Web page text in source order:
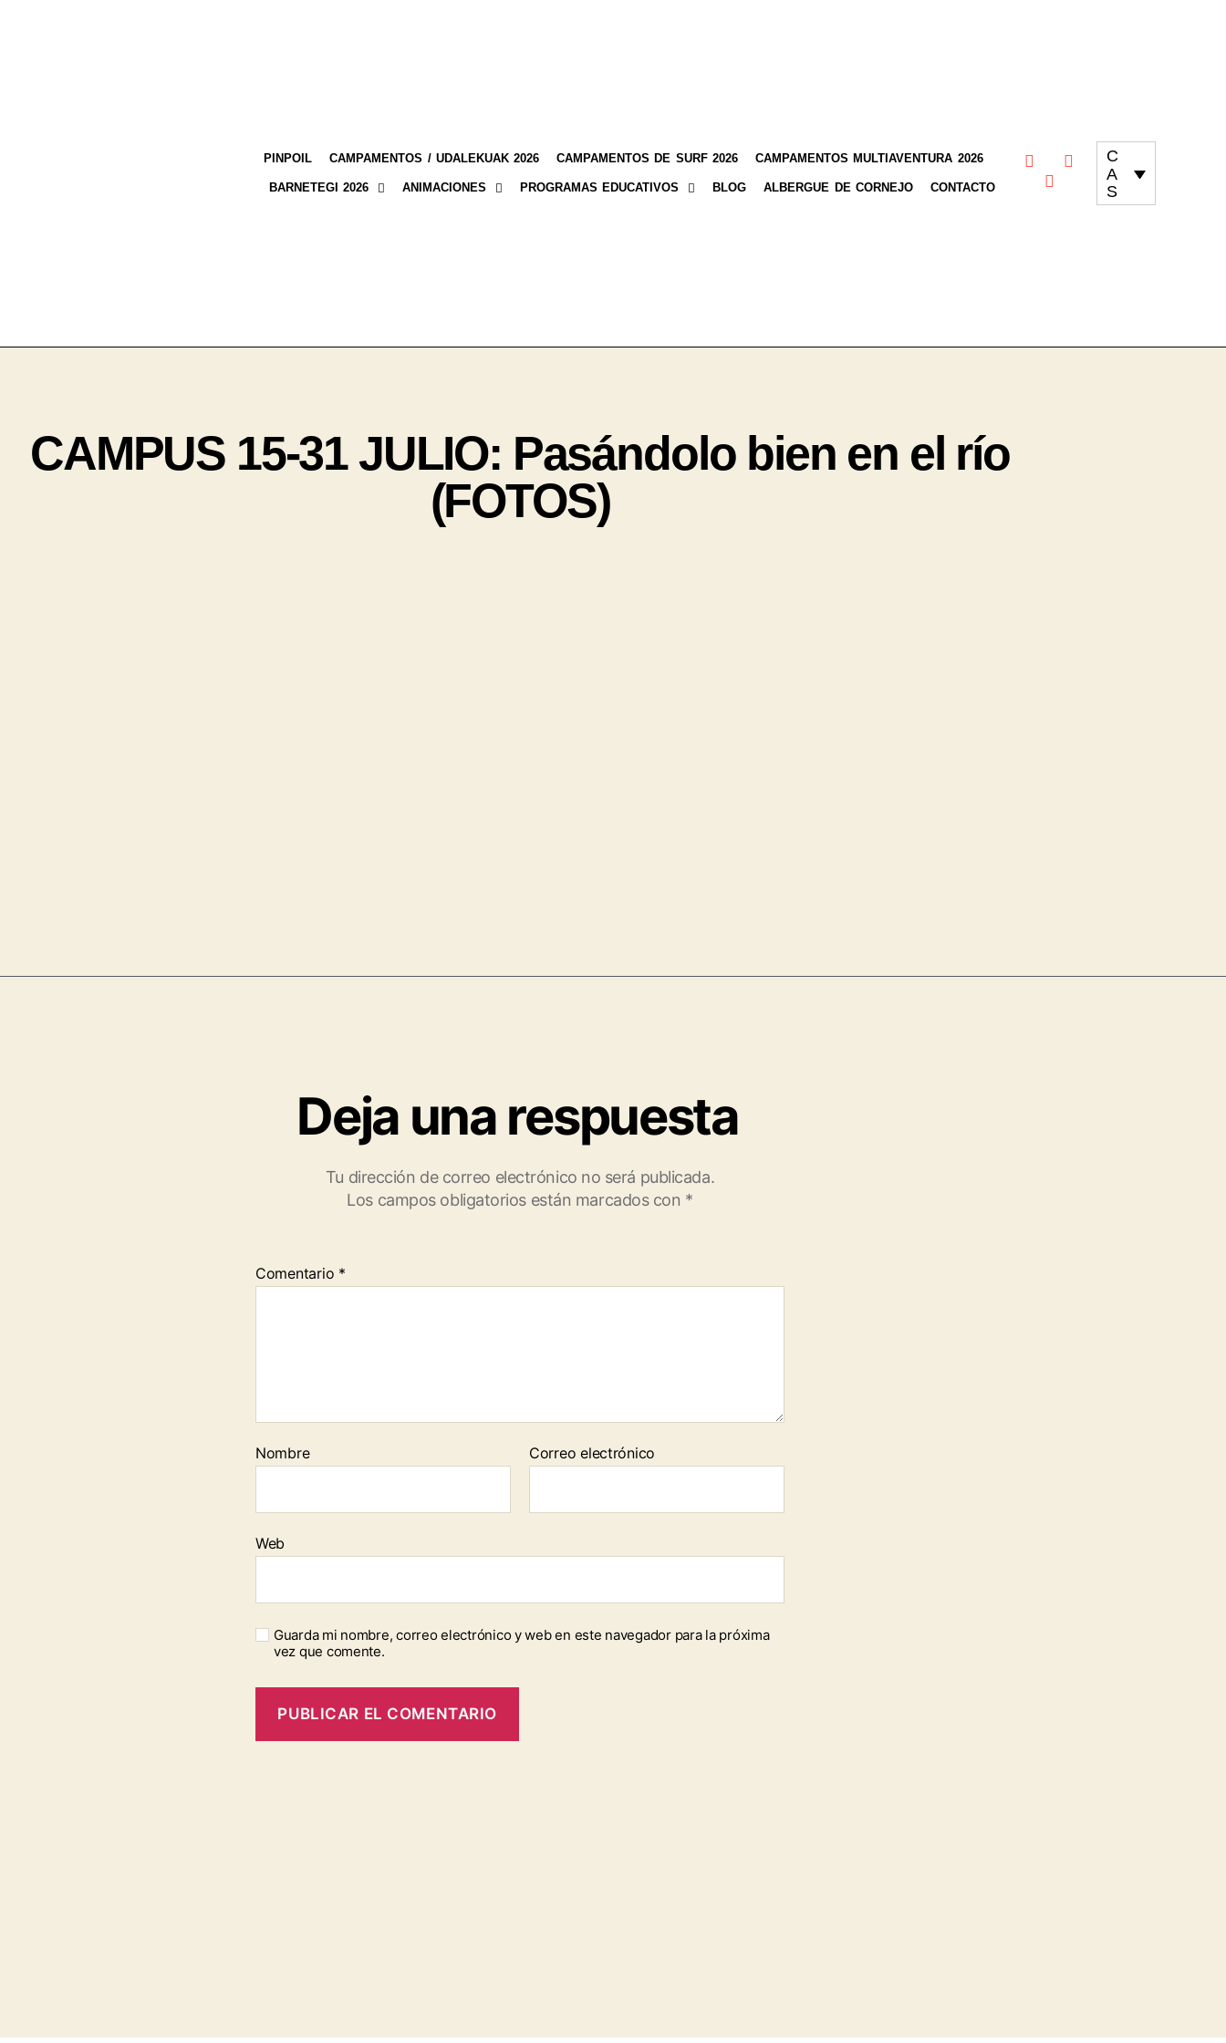
PINPOIL CAMPAMENTOS / UDALEKUAK 2026 CAMPAMENTOS DE SURF 2026 CAMPAMENTOS MULTIAVENTURA 2026
BARNETEGI 2026 ANIMACIONES PROGRAMAS EDUCATIVOS BLOG ALBERGUE DE CORNEJO CONTACTO
C
A
S
CAMPUS 15-31 JULIO: Pasándolo bien en el río
(FOTOS)
Deja una respuesta
Tu dirección de correo electrónico no será publicada.
Los campos obligatorios están marcados con *
Comentario *
Nombre Correo electrónico
Web
Guarda mi nombre, correo electrónico y web en este navegador para la próxima
vez que comente.